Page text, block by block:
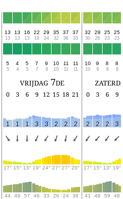
13
13
13
13
16
13
22
18
29
24
35
32
37
36
37
33
32
30
29
26
25
23
25
23
5
5
4
4
5
5
7
7
9
9
10
10
11
11
11
11
10
10
9
9
8
8
8
8
vrijdag 7de
0 3 6 9 12 15 18 21 0 3 6
9
1 1 1 3 3 2 2 2 2 2 2 3
17° 15° 13° 19° 24° 27° 27° 20° 17° 15° 13° 19°
44 49 57 46 33 26 24 36 41 48 59 48